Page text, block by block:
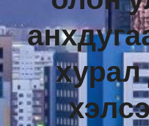
хурал